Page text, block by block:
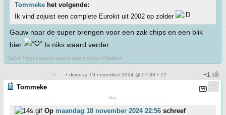
Tommeke het volgende:
Ik vind zojuist een complete Eurokit uit 2002 op zolder
Gauw naar de super brengen voor een zak chips en een blik
bier
Is niks waard verder.
Salivili hipput tupput tapput äppyt tipput hilijalleen
• dinsdag 19 november 2024 @ 07:33 • 72
Tommeke
Hoi.
Op maandag 18 november 2024 22:56 schreef